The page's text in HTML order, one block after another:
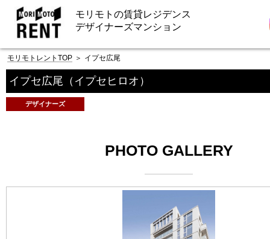
モリモトの賃貸レジデンス
デザイナーズマンション
モリモトレントTOP ＞ イプセ広尾
イプセ広尾 （イプセヒロオ）
デザイナーズ
PHOTO GALLERY